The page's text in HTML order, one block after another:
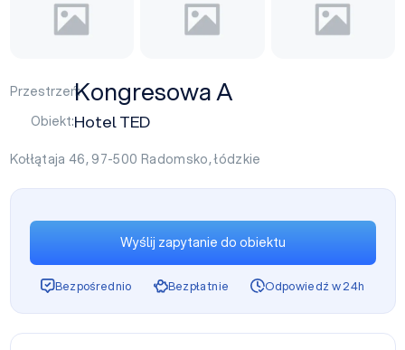
Przestrzeń:Kongresowa A
Obiekt:Hotel TED
Kołłątaja 46, 97-500 Radomsko,łódzkie
Wyślij zapytanie do obiektu
Bezpośrednio Bezpłatnie Odpowiedź w 24h